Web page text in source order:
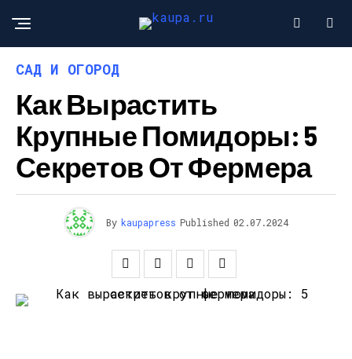
САД И ОГОРОД
Как Вырастить
Крупные Помидоры: 5
Секретов От Фермера
By kaupapress Published 02.07.2024